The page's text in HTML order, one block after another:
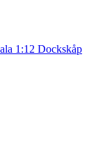
1:12 Dockskåp